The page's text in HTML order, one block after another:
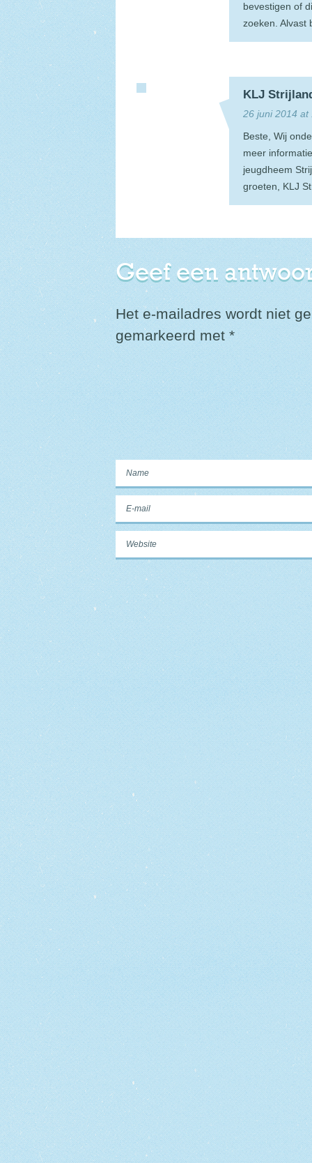
bevestigen of
zoeken. Alvast
KLJ
26 juni 2014 at
Beste, Wij
meer
jeugdheem
groeten, KLJ
Geef een
Het e-mailadres wordt niet
gemarkeerd met *